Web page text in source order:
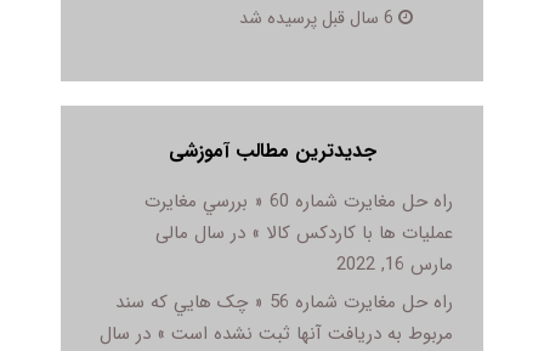
جدیدترین مطالب آموزشی
راه حل مغایرت شماره 60 « بررسي مغايرت
عمليات ها با کاردکس کالا » در سال مالی
مارس 16, 2022
راه حل مغایرت شماره 56 « چک هايي که سند
مربوط به دريافت آنها ثبت نشده است » در سال